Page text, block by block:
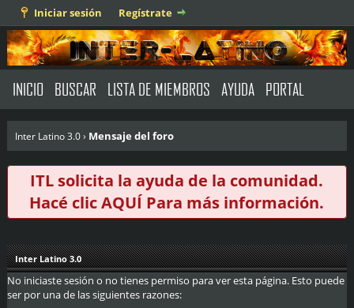
Iniciar sesión Regístrate
INICIO BUSCAR LISTA DE MIEMBROS AYUDA PORTAL
Inter Latino 3.0› Mensaje del foro
ITL solicita la ayuda de la comunidad.
Hacé clicAQUÍ Para más información.
Inter Latino 3.0
No iniciaste sesión o no tienes permiso para ver esta página. Esto puede
ser por una de las siguientes razones: